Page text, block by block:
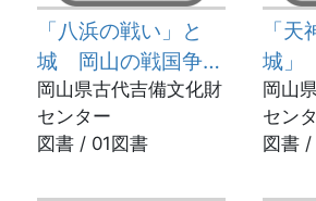
「八浜の戦い」と
城 岡山の戦国争乱
と城 第１巻
岡山県古代吉備文化財
センター
図書 / 01図書
「
城」
乱と
岡山
セン
図書 /